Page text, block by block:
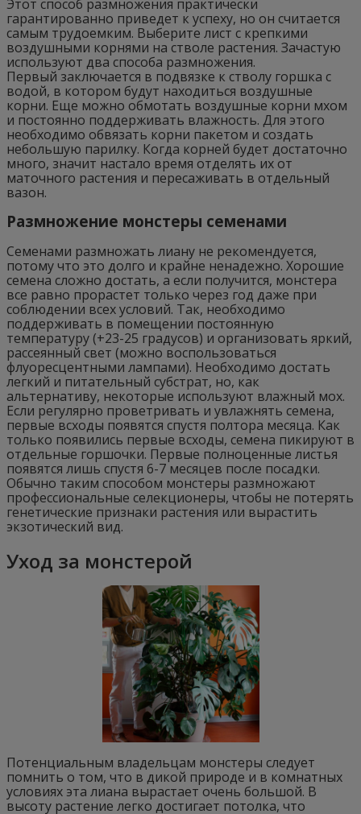
Этот способ размножения практически
гарантированно приведет к успеху, но он считается
самым трудоемким. Выберите лист с крепкими
воздушными корнями на стволе растения. Зачастую
используют два способа размножения.
Первый заключается в подвязке к стволу горшка с
водой, в котором будут находиться воздушные
корни. Еще можно обмотать воздушные корни мхом
и постоянно поддерживать влажность. Для этого
необходимо обвязать корни пакетом и создать
небольшую парилку. Когда корней будет достаточно
много, значит настало время отделять их от
маточного растения и пересаживать в отдельный
вазон.
Размножение монстеры семенами
Семенами размножать лиану не рекомендуется,
потому что это долго и крайне ненадежно. Хорошие
семена сложно достать, а если получится, монстера
все равно прорастет только через год даже при
соблюдении всех условий. Так, необходимо
поддерживать в помещении постоянную
температуру (+23-25 градусов) и организовать яркий,
рассеянный свет (можно воспользоваться
флуоресцентными лампами). Необходимо достать
легкий и питательный субстрат, но, как
альтернативу, некоторые используют влажный мох.
Если регулярно проветривать и увлажнять семена,
первые всходы появятся спустя полтора месяца. Как
только появились первые всходы, семена пикируют в
отдельные горшочки. Первые полноценные листья
появятся лишь спустя 6-7 месяцев после посадки.
Обычно таким способом монстеры размножают
профессиональные селекционеры, чтобы не потерять
генетические признаки растения или вырастить
экзотический вид.
Уход за монстерой
Потенциальным владельцам монстеры следует
помнить о том, что в дикой природе и в комнатных
условиях эта лиана вырастает очень большой. В
высоту растение легко достигает потолка, что